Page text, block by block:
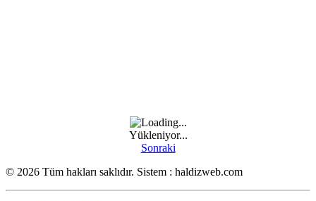
Yükleniyor...
Sonraki
© 2026 Tüm hakları saklıdır. Sistem : haldizweb.com